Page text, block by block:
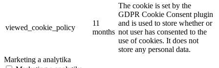
viewed_cookie_policy
11
months
The cookie is set by the
GDPR Cookie Consent plugin
and is used to store whether or
not user has consented to the
use of cookies. It does not
store any personal data.
Marketing a analytika